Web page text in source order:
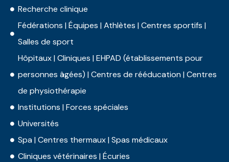
Recherche clinique
Fédérations | Équipes | Athlètes | Centres sportifs |
Salles de sport
Hôpitaux | Cliniques | EHPAD (établissements pour
personnes âgées) | Centres de rééducation | Centres
de physiothérapie
Institutions | Forces spéciales
Universités
Spa | Centres thermaux | Spas médicaux
Cliniques vétérinaires | Écuries